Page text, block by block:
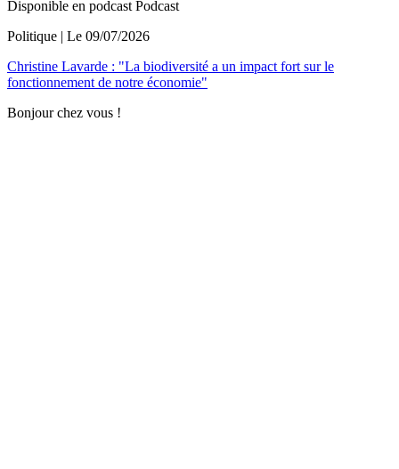
Disponible en podcast Podcast
Politique | Le 09/07/2026
Christine Lavarde : "La biodiversité a un impact fort sur le
fonctionnement de notre économie"
Bonjour chez vous !